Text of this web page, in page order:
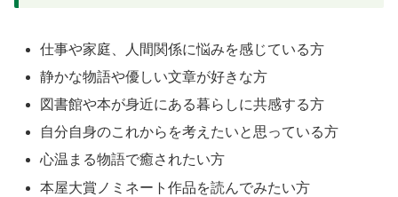
仕事や家庭、人間関係に悩みを感じている方
静かな物語や優しい文章が好きな方
図書館や本が身近にある暮らしに共感する方
自分自身のこれからを考えたいと思っている方
心温まる物語で癒されたい方
本屋大賞ノミネート作品を読んでみたい方